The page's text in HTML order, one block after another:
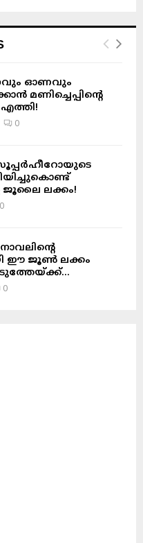
ഓണവും
മണിച്ചെപ്പിന്റെ
എത്തി!
0
ജൂലൈ ലക്കം!
0
ഈ ജൂൺ ലക്കം
0